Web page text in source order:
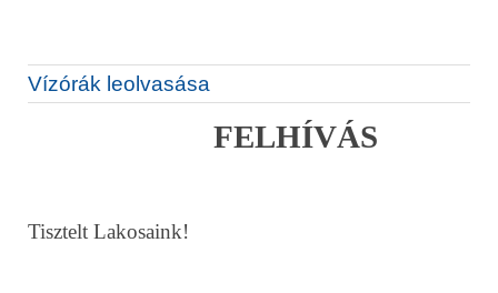
Vízórák leolvasása
FELHÍVÁS
Tisztelt Lakosaink!